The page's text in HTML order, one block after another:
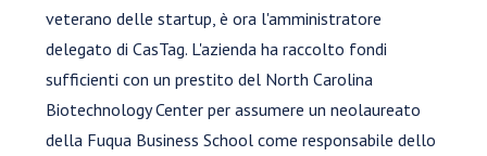
veterano delle startup, è ora l'amministratore
delegato di CasTag. L'azienda ha raccolto fondi
sufficienti con un prestito del North Carolina
Biotechnology Center per assumere un neolaureato
della Fuqua Business School come responsabile dello